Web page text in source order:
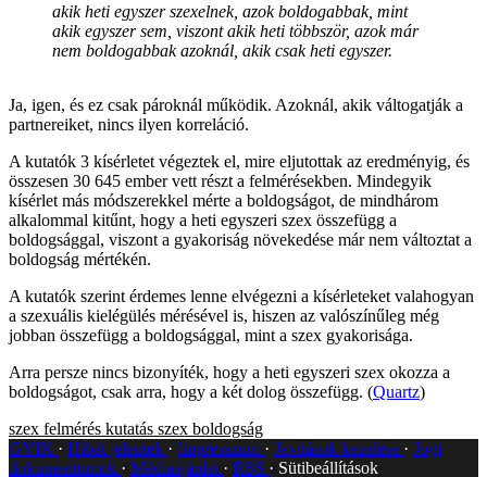
akik heti egyszer szexelnek, azok boldogabbak, mint
akik egyszer sem, viszont akik heti többször, azok már
nem boldogabbak azoknál, akik csak heti egyszer.
Ja, igen, és ez csak pároknál működik. Azoknál, akik váltogatják a
partnereiket, nincs ilyen korreláció.
A kutatók 3 kísérletet végeztek el, mire eljutottak az eredményig, és
összesen 30 645 ember vett részt a felmérésekben. Mindegyik
kísérlet más módszerekkel mérte a boldogságot, de mindhárom
alkalommal kitűnt, hogy a heti egyszeri szex összefügg a
boldogsággal, viszont a gyakoriság növekedése már nem változtat a
boldogság mértékén.
A kutatók szerint érdemes lenne elvégezni a kísérleteket valahogyan
a szexuális kielégülés mérésével is, hiszen az valószínűleg még
jobban összefügg a boldogsággal, mint a szex gyakorisága.
Arra persze nincs bizonyíték, hogy a heti egyszeri szex okozza a
boldogságot, csak arra, hogy a két dolog összefügg. (Quartz)
szex felmérés kutatás szex boldogság
GYIK
Hibát jelentek Impresszum Javítások kezelése
Jogi
dokumentumok
Médiaajánlat RSS Sütibeállítások